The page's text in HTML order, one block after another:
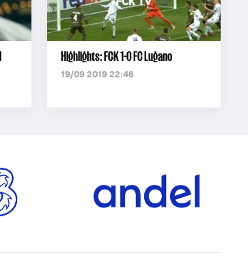
Highlights: FCK 1-0 FC Lugano
19/09 2019 22:46